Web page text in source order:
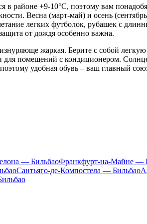
в районе +9-10°C, поэтому вам
Весна (март-май) и осень
легких футболок, рубашек с
от дождя особенно важна.
жаркая. Берите с собой
помещений с кондиционером.
удобная обувь – ваш главный
— БильбаоФранкфурт-на-Майне —
Сантьяго-де-Компостела — Бильбао